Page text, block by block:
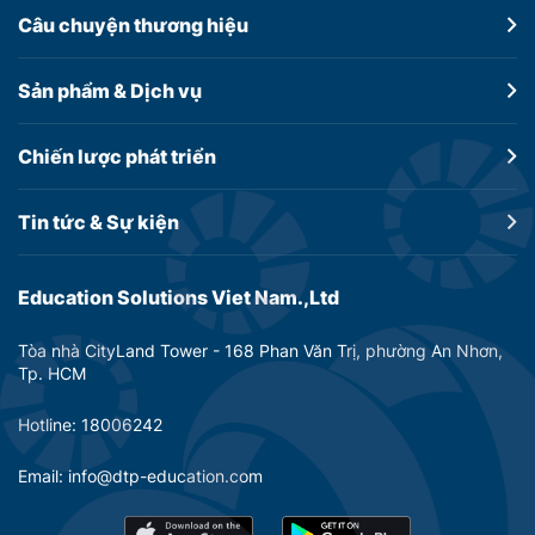
Education Solutions Viet Nam.,Ltd
Tòa nhà CityLand Tower - 168 Phan Văn Trị, phường An Nhơn,
Tp. HCM
Hotline: 18006242
Email: info@dtp-education.com
Câu chuyệnthương hiệu
Sản phẩm &Dịch vụ
Chiến lược phát triển
Tin tức &Sự kiện